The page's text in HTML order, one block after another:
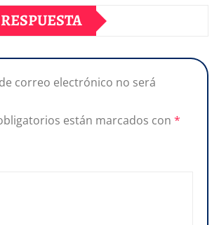
correo electrónico no será
están marcados con *